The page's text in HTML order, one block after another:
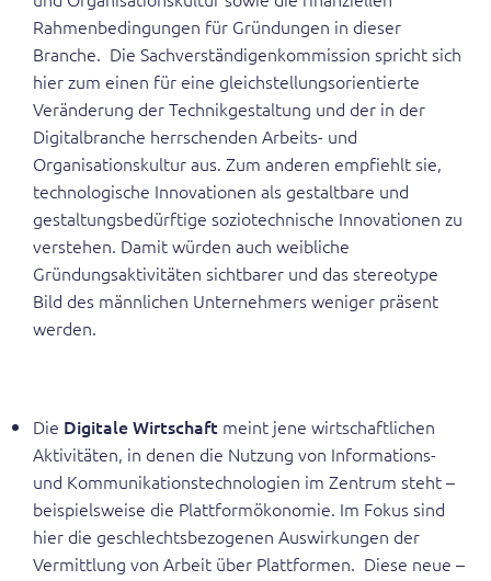
Rahmenbedingungen für Gründungen in dieser
Branche. Die Sachverständigenkommission spricht sich
hier zum einen für eine gleichstellungsorientierte
Veränderung der Technikgestaltung und der in der
Digitalbranche herrschenden Arbeits- und
Organisationskultur aus. Zum anderen empfiehlt sie,
technologische Innovationen als gestaltbare und
gestaltungsbedürftige soziotechnische Innovationen zu
verstehen. Damit würden auch weibliche
Gründungsaktivitäten sichtbarer und das stereotype
Bild des männlichen Unternehmers weniger präsent
werden.
Die Digitale Wirtschaft meint jene wirtschaftlichen
Aktivitäten, in denen die Nutzung von Informations-
und Kommunikationstechnologien im Zentrum steht –
beispielsweise die Plattformökonomie. Im Fokus sind
hier die geschlechtsbezogenen Auswirkungen der
Vermittlung von Arbeit über Plattformen. Diese neue –